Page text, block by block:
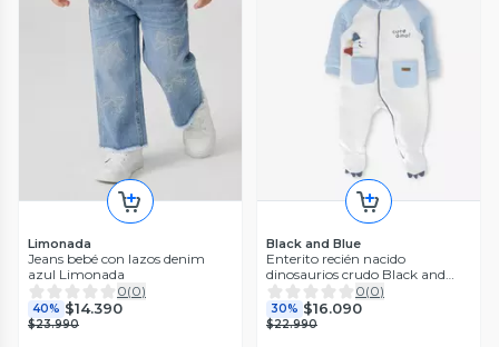
Limonada
Jeans bebé con lazos denim
azul Limonada
0(0)
40% $14.390
$23.990
Black and Blue
Enterito recién nacido
dinosaurios crudo Black and
blue
0(0)
30% $16.090
$22.990